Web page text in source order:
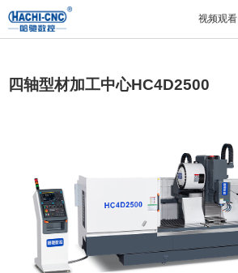
视频观看
四轴型材加工中心HC4D2500